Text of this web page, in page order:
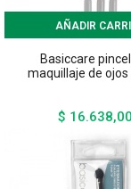
AÑADIR
Basiccare
maquillaje de ojos
$ 16.638,00